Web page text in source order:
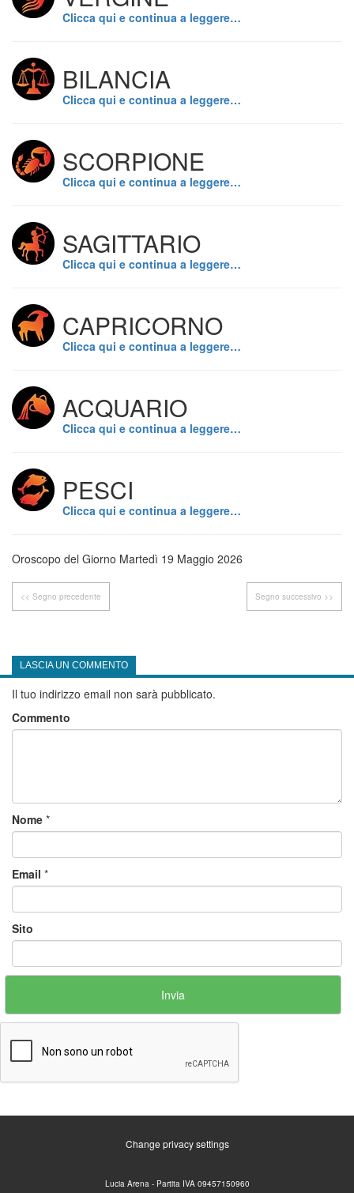
Clicca qui e continua a leggere…
BILANCIA
Clicca qui e continua a leggere…
SCORPIONE
Clicca qui e continua a leggere…
SAGITTARIO
Clicca qui e continua a leggere…
CAPRICORNO
Clicca qui e continua a leggere…
ACQUARIO
Clicca qui e continua a leggere…
PESCI
Clicca qui e continua a leggere…
Oroscopo del Giorno Martedì 19 Maggio 2026
<< Segno precedente Segno successivo >>
LASCIA UN COMMENTO
Il tuo indirizzo email non sarà pubblicato.
Commento
Nome *
Email *
Sito
Change privacy settings
Lucia Arena - Partita IVA 09457150960